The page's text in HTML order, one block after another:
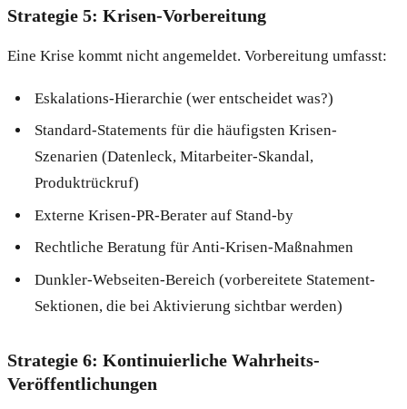
Strategie 5: Krisen-Vorbereitung
Eine Krise kommt nicht angemeldet. Vorbereitung umfasst:
Eskalations-Hierarchie (wer entscheidet was?)
Standard-Statements für die häufigsten Krisen-
Szenarien (Datenleck, Mitarbeiter-Skandal,
Produktrückruf)
Externe Krisen-PR-Berater auf Stand-by
Rechtliche Beratung für Anti-Krisen-Maßnahmen
Dunkler-Webseiten-Bereich (vorbereitete Statement-
Sektionen, die bei Aktivierung sichtbar werden)
Strategie 6: Kontinuierliche Wahrheits-
Veröffentlichungen